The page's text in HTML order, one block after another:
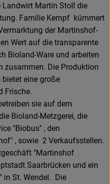
Landwirt Martin Stoll die
Familie Kempf kümmert
der Martinshof-
Wert auf die transparente
Bioland-Ware und arbeiten
zusammen. Die Produktion
eine große
Frische.
sie auf dem
Bioland-Metzgerei, die
"Biobus" , den
, sowie 2 Verkaufsstellen.
"Martinshof
Saarbrücken und ein
in St. Wendel. Die